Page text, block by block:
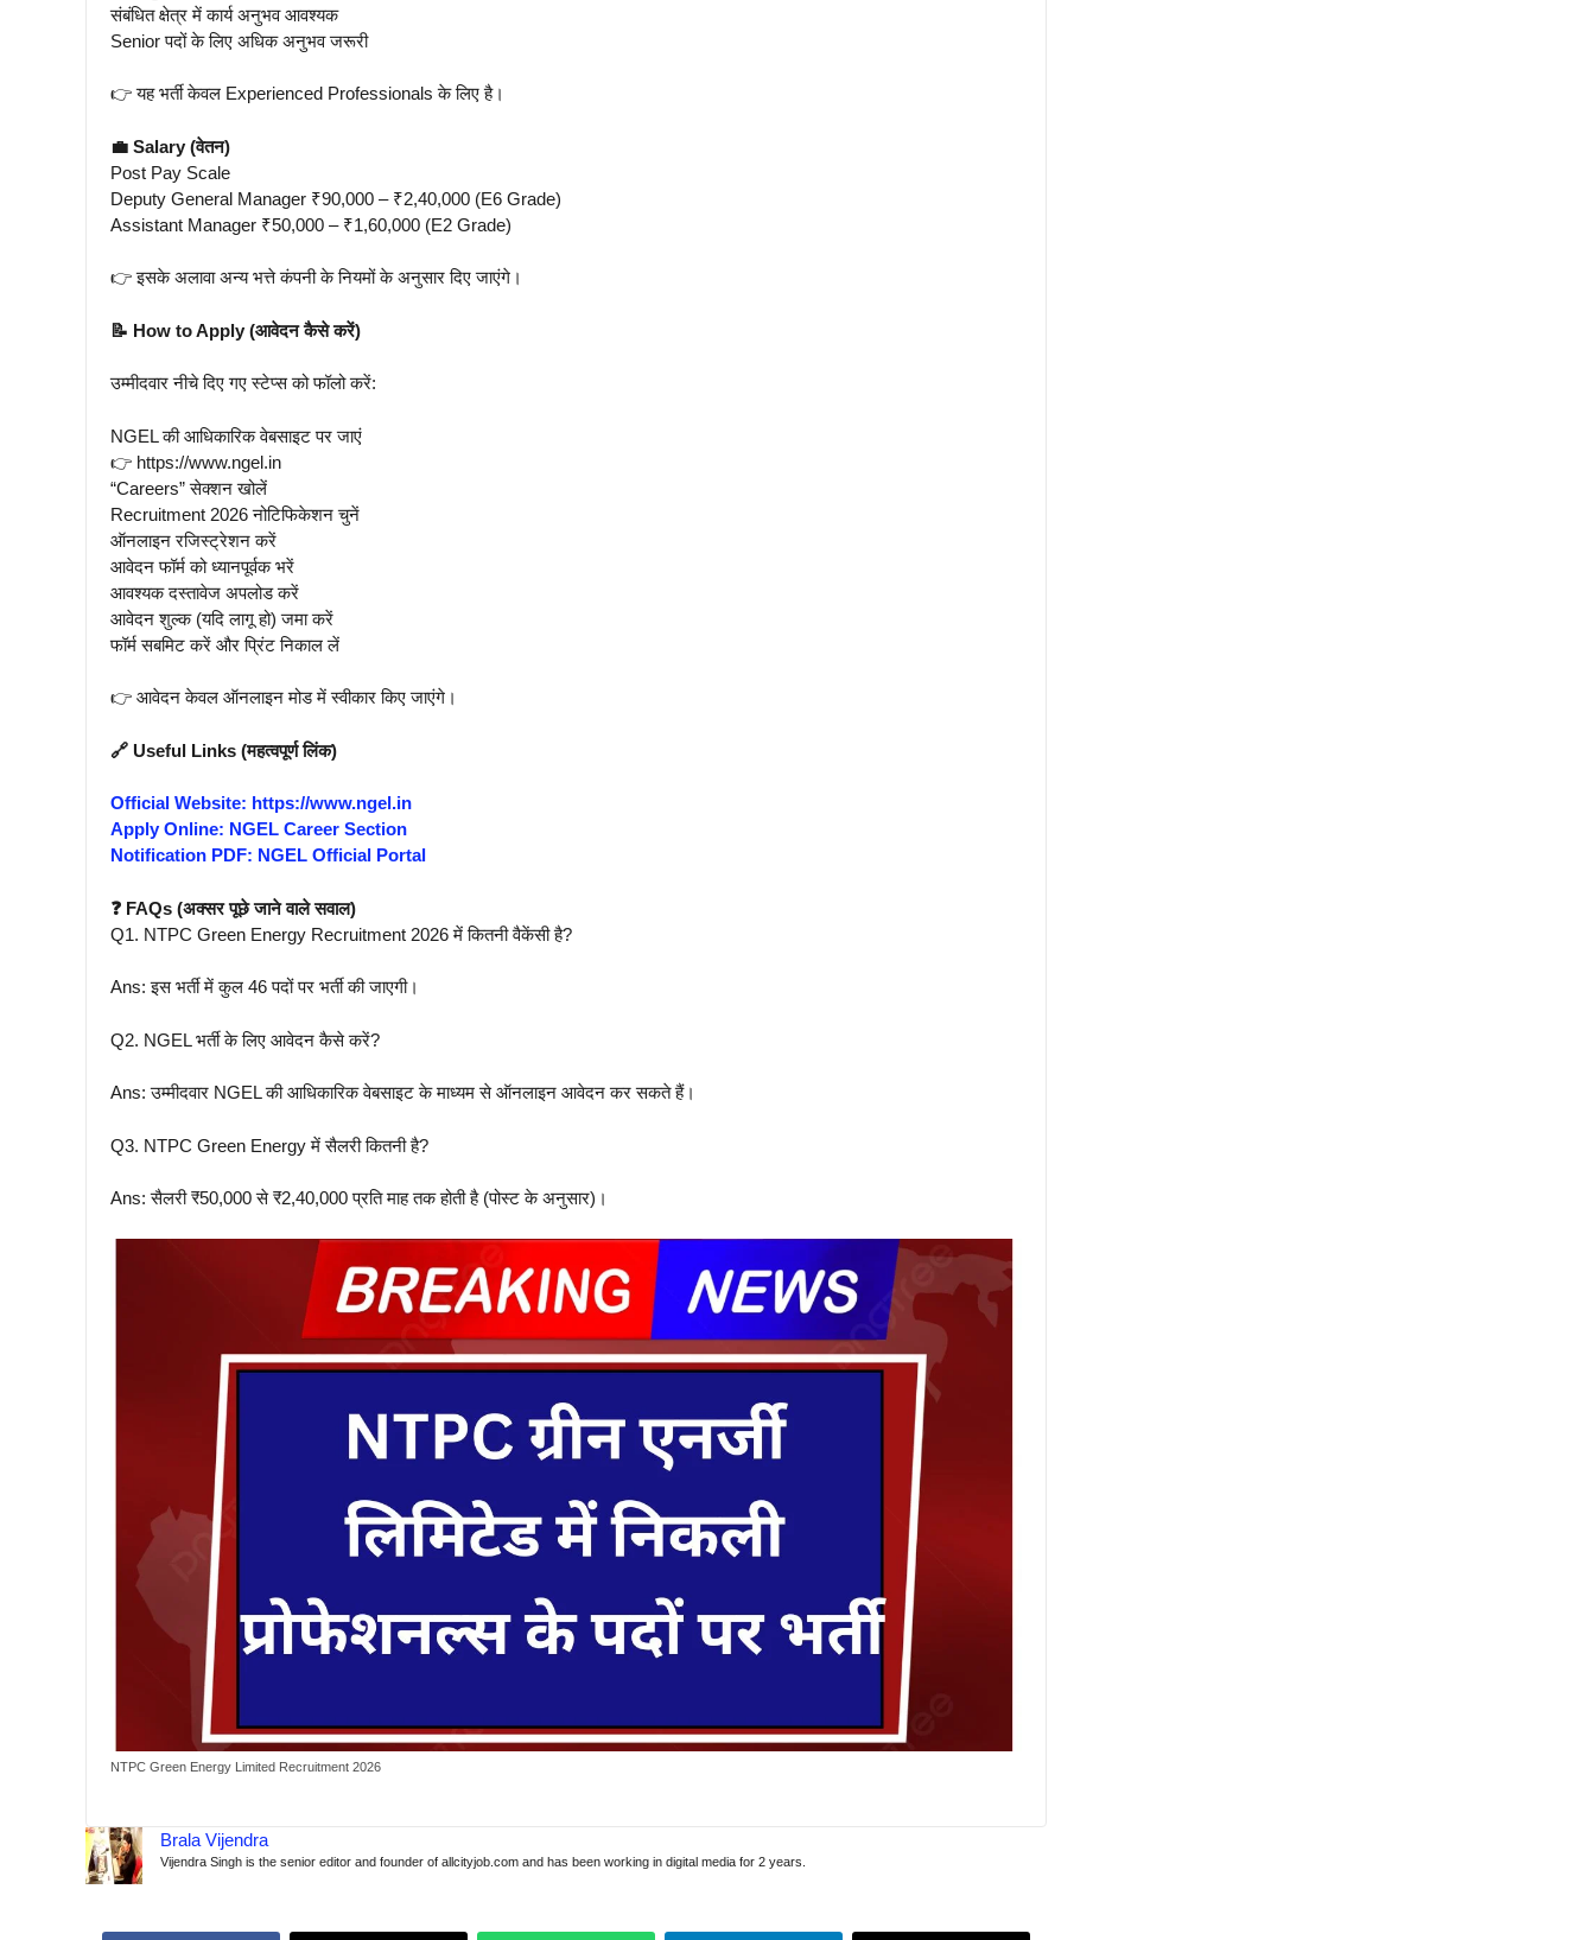
संबंधित क्षेत्र में कार्य अनुभव आवश्यक
Senior पदों के लिए अधिक अनुभव जरूरी
👉 यह भर्ती केवल Experienced Professionals के लिए है।
💼 Salary (वेतन)
Post Pay Scale
Deputy General Manager ₹90,000 – ₹2,40,000 (E6 Grade)
Assistant Manager ₹50,000 – ₹1,60,000 (E2 Grade)
👉 इसके अलावा अन्य भत्ते कंपनी के नियमों के अनुसार दिए जाएंगे।
📝 How to Apply (आवेदन कैसे करें)
उम्मीदवार नीचे दिए गए स्टेप्स को फॉलो करें:
NGEL की आधिकारिक वेबसाइट पर जाएं
👉 https://www.ngel.in
“Careers” सेक्शन खोलें
Recruitment 2026 नोटिफिकेशन चुनें
ऑनलाइन रजिस्ट्रेशन करें
आवेदन फॉर्म को ध्यानपूर्वक भरें
आवश्यक दस्तावेज अपलोड करें
आवेदन शुल्क (यदि लागू हो) जमा करें
फॉर्म सबमिट करें और प्रिंट निकाल लें
👉 आवेदन केवल ऑनलाइन मोड में स्वीकार किए जाएंगे।
🔗 Useful Links (महत्वपूर्ण लिंक)
Official Website: https://www.ngel.in
Apply Online: NGEL Career Section
Notification PDF: NGEL Official Portal
❓ FAQs (अक्सर पूछे जाने वाले सवाल)
Q1. NTPC Green Energy Recruitment 2026 में कितनी वैकेंसी है?
Ans: इस भर्ती में कुल 46 पदों पर भर्ती की जाएगी।
Q2. NGEL भर्ती के लिए आवेदन कैसे करें?
Ans: उम्मीदवार NGEL की आधिकारिक वेबसाइट के माध्यम से ऑनलाइन आवेदन कर सकते हैं।
Q3. NTPC Green Energy में सैलरी कितनी है?
Ans: सैलरी ₹50,000 से ₹2,40,000 प्रति माह तक होती है (पोस्ट के अनुसार)।
NTPC Green Energy Limited Recruitment 2026
Brala Vijendra
Vijendra Singh is the senior editor and founder of allcityjob.com and has been working in digital media for 2 years.